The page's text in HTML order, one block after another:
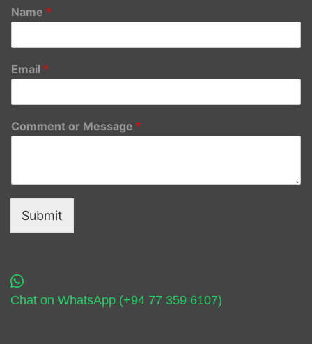
Name *
Email *
Comment or Message *
Submit
Chat on WhatsApp (+94 77 359 6107)